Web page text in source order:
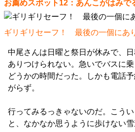
お薦めスポット12：あんこがはみで
ギリギリセーフ！ 最後の一個にあ
中尾さんは日曜と祭日が休みで、
ありつけられない。急いでバスに
どうかの時間だった。しかも電話
がらず。
行ってみるっきゃないのだ。こう
と、なかなか思うように歩けない雪